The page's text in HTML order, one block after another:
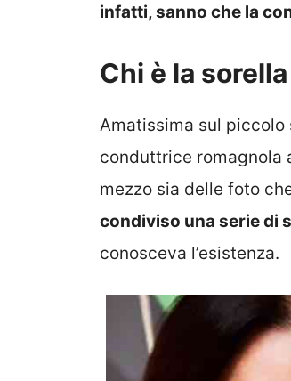
infatti, sanno che la
Chi è la
Amatissima sul piccolo
conduttrice romagnola
mezzo sia delle foto
condiviso una serie di
conosceva l’esistenza.